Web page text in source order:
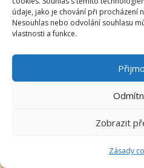
údaje, jako je chování při procházení
Nesouhlas nebo odvolání souhlasu
vlastnosti a funkce.
Zobrazit
Zásady